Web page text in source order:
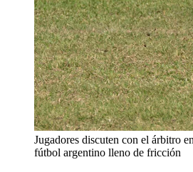
Jugadores discuten con el árbitro
fútbol argentino lleno de fricción